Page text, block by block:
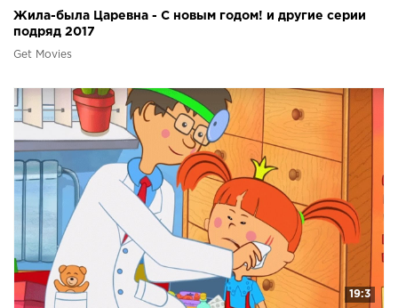
Жила-была Царевна - С новым годом! и другие серии
подряд 2017
Get Movies
19:3